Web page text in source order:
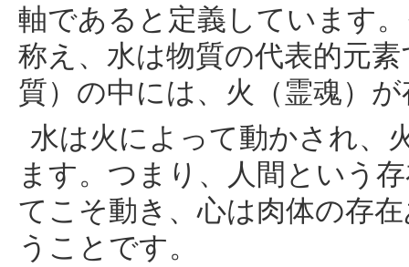
軸であると定義しています
称え、水は物質の代表的元
質）の中には、火（霊魂）
水は火によって動かされ、
ます。つまり、人間という
てこそ動き、心は肉体の存
うことです。